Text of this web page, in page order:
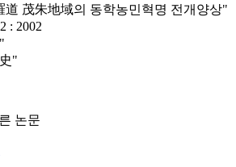
道 茂朱地域의 동학농민혁명 전개양상"
: 2002
"
논문